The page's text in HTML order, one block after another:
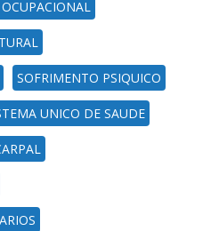
SOFRIMENTO PSIQUICO
UNICO DE SAUDE